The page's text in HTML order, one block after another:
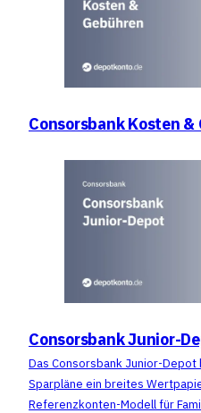
Consorsbank Kosten &
Consorsbank Junior-
Das Consorsbank Junior-
Sparpläne ein breites
Referenzkonten-Modell für